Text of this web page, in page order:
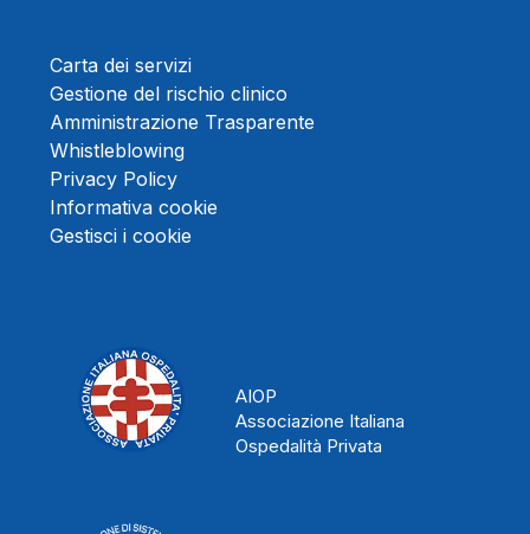
Carta dei servizi
Gestione del rischio clinico
Amministrazione Trasparente
Whistleblowing
Privacy Policy
Informativa cookie
Gestisci i cookie
AIOP
Associazione Italiana
Ospedalità Privata